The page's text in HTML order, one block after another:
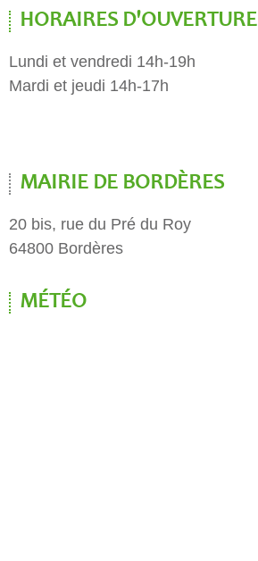
HORAIRES D'OUVERTURE
Lundi et vendredi 14h-19h
Mardi et jeudi 14h-17h
MAIRIE DE BORDÈRES
20 bis, rue du Pré du Roy
64800 Bordères
MÉTÉO